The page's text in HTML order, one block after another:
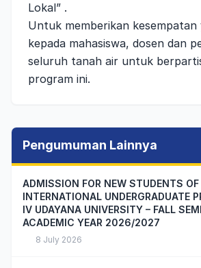
Lokal” .
Untuk memberikan kesempatan
kepada mahasiswa, dosen dan
seluruh tanah air untuk
program ini.
Pengumuman Lainnya
ADMISSION FOR NEW STUDENTS OF
INTERNATIONAL UNDERGRADUATE
IV UDAYANA UNIVERSITY – FALL
ACADEMIC YEAR 2026/2027
8 July 2026